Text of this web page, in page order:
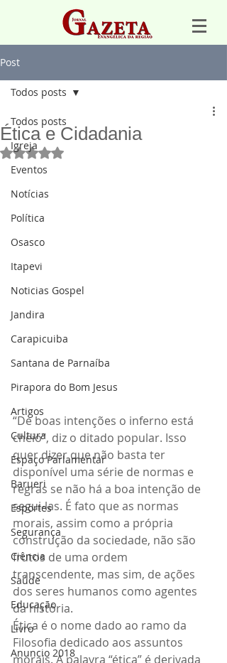
Post
Todos posts
Igreja
Eventos
Notícias
Política
Osasco
Itapevi
Noticias Gospel
Jandira
Carapicuiba
Santana de Parnaíba
Pirapora do Bom Jesus
Artigos
Cultura
Espaço Parlamentar
Barueri
Esportes
Segurança
Ciência
Saúde
Educação
Livro
Anuncio 2018
Todos posts
Ética e Cidadania
Avaliado com NaN de 5 estrelas.
“De boas intenções o inferno está
cheio”, diz o ditado popular. Isso
quer dizer que não basta ter
disponível uma série de normas e
regras se não há a boa intenção de
segui-las. É fato que as normas
morais, assim como a própria
construção da sociedade, não são
frutos de uma ordem
transcendente, mas sim, de ações
dos seres humanos como agentes
da história.
Ética é o nome dado ao ramo da
Filosofia dedicado aos assuntos
morais. A palavra “ética” é derivada